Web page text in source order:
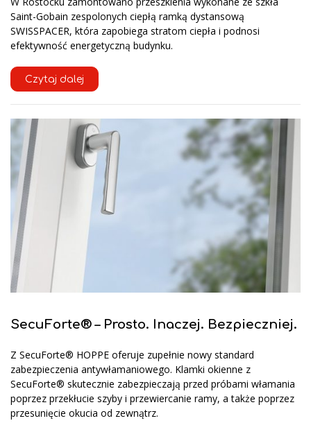
Saint-Gobain zespolonych ciepłą ramką dystansową
SWISSPACER, która zapobiega stratom ciepła i podnosi
efektywność energetyczną budynku.
Czytaj dalej
SecuForte® – Prosto. Inaczej. Bezpieczniej.
Z SecuForte® HOPPE oferuje zupełnie nowy standard
zabezpieczenia antywłamaniowego. Klamki okienne z
SecuForte® skutecznie zabezpieczają przed próbami włamania
poprzez przekłucie szyby i przewiercanie ramy, a także poprzez
przesunięcie okucia od zewnątrz.